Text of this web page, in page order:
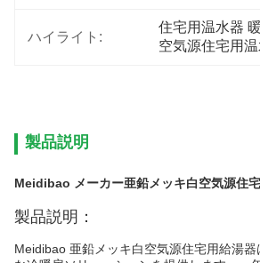
ハイライト:
住宅用温水器
空気源住宅用
製品説明
Meidibao メーカー亜鉛メッキ白空気源住
製品説明：
Meidibao 亜鉛メッキ白空気源住宅用給湯